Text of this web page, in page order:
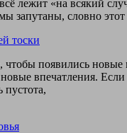
лежит «на всякий
запутаны, словно
тоски
появились новые
впечатления. Если
пустота,